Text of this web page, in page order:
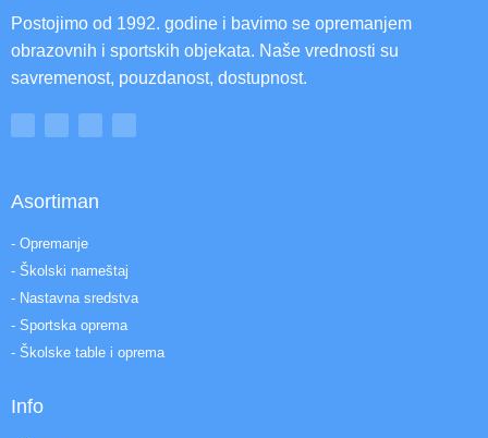
Postojimo od 1992. godine i bavimo se opremanjem
obrazovnih i sportskih objekata. Naše vrednosti su
savremenost, pouzdanost, dostupnost.
Asortiman
- Opremanje
- Školski nameštaj
- Nastavna sredstva
- Sportska oprema
- Školske table i oprema
Info